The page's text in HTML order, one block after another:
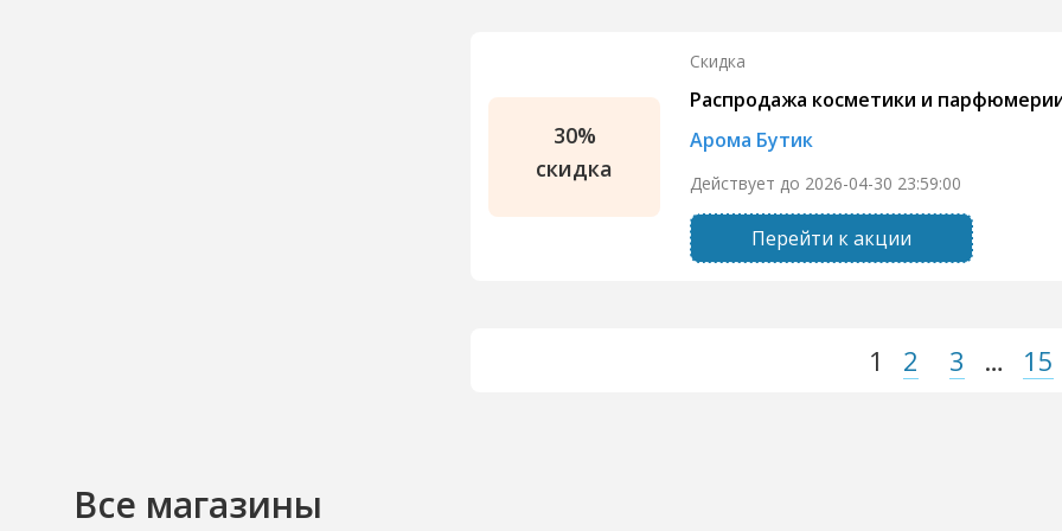
30%
скидка
Скидка
Распродажа косметики и
Арома Бутик
Действует до 2026-04-30 23:59:00
Перейти к акции
1 2 3 … 15
Все магазины